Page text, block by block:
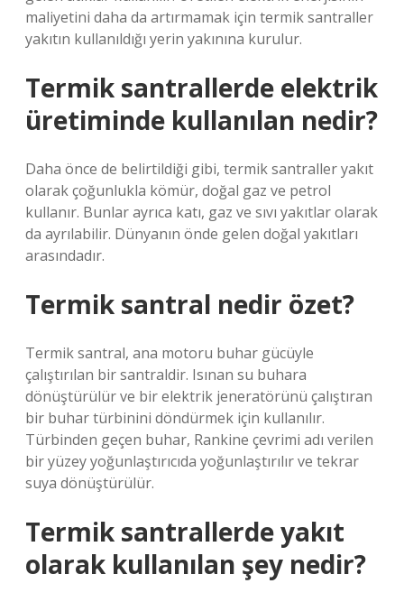
maliyetini daha da artırmamak için termik santraller
yakıtın kullanıldığı yerin yakınına kurulur.
Termik santrallerde elektrik
üretiminde kullanılan nedir?
Daha önce de belirtildiği gibi, termik santraller yakıt
olarak çoğunlukla kömür, doğal gaz ve petrol
kullanır. Bunlar ayrıca katı, gaz ve sıvı yakıtlar olarak
da ayrılabilir. Dünyanın önde gelen doğal yakıtları
arasındadır.
Termik santral nedir özet?
Termik santral, ana motoru buhar gücüyle
çalıştırılan bir santraldir. Isınan su buhara
dönüştürülür ve bir elektrik jeneratörünü çalıştıran
bir buhar türbinini döndürmek için kullanılır.
Türbinden geçen buhar, Rankine çevrimi adı verilen
bir yüzey yoğunlaştırıcıda yoğunlaştırılır ve tekrar
suya dönüştürülür.
Termik santrallerde yakıt
olarak kullanılan şey nedir?